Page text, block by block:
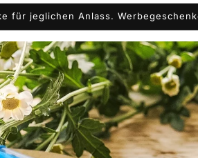
für jeglichen Anlass.